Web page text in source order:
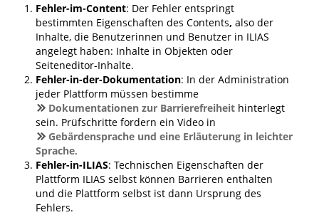
Fehler-im-Content: Der Fehler entspringt
bestimmten Eigenschaften des Contents, also der
Inhalte, die Benutzerinnen und Benutzer in ILIAS
angelegt haben: Inhalte in Objekten oder
Seiteneditor-Inhalte.
Fehler-in-der-Dokumentation: In der Administration
jeder Plattform müssen bestimme
Dokumentationen zur Barrierefreiheit hinterlegt
sein. Prüfschritte fordern ein Video in
Gebärdensprache und eine Erläuterung in leichter
Sprache.
Fehler-in-ILIAS: Technischen Eigenschaften der
Plattform ILIAS selbst können Barrieren enthalten
und die Plattform selbst ist dann Ursprung des
Fehlers.